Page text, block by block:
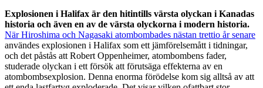
Explosionen i Halifax är den hitintills värsta olyckan i Kanadas
historia och även en av de värsta olyckorna i modern historia.
När Hiroshima och Nagasaki atombombades nästan trettio år senare
användes explosionen i Halifax som ett jämförelsemått i tidningar,
och det påstås att Robert Oppenheimer, atombombens fader,
studerade olyckan i ett försök att förutsäga effekterna av en
atombombsexplosion. Denna enorma förödelse kom sig alltså av att